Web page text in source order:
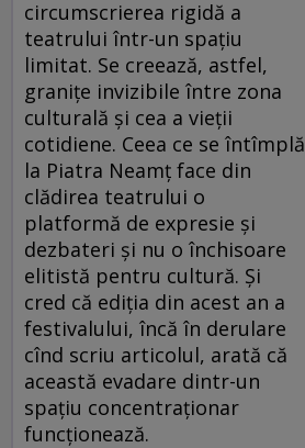
circumscrierea rigidă a
teatrului într-un spațiu
limitat. Se creează, astfel,
granițe invizibile între zona
culturală și cea a vieții
cotidiene. Ceea ce se întîmplă
la Piatra Neamț face din
clădirea teatrului o
platformă de expresie și
dezbateri și nu o închisoare
elitistă pentru cultură. Și
cred că ediția din acest an a
festivalului, încă în derulare
cînd scriu articolul, arată că
această evadare dintr-un
spațiu concentraționar
funcționează.